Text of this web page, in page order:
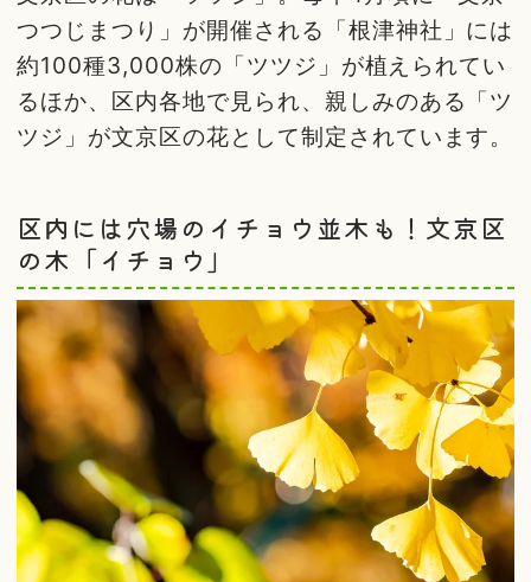
つつじまつり」が開催される「根津神社」には
約100種3,000株の「ツツジ」が植えられてい
るほか、区内各地で見られ、親しみのある「ツ
ツジ」が文京区の花として制定されています。
区内には穴場のイチョウ並木も！文京区
の木「イチョウ」